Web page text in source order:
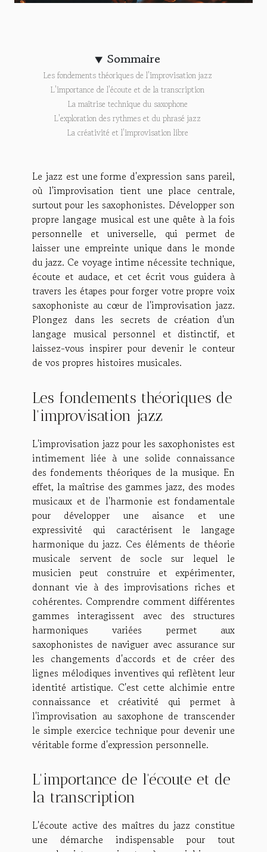
Sommaire
Les fondements théoriques de l'improvisation jazz
L'importance de l'écoute et de la transcription
La maîtrise technique du saxophone
L'exploration des rythmes et du phrasé jazz
La créativité et l'improvisation libre
Le jazz est une forme d'expression sans pareil,
où l'improvisation tient une place centrale,
surtout pour les saxophonistes. Développer son
propre langage musical est une quête à la fois
personnelle et universelle, qui permet de
laisser une empreinte unique dans le monde
du jazz. Ce voyage intime nécessite technique,
écoute et audace, et cet écrit vous guidera à
travers les étapes pour forger votre propre voix
saxophoniste au cœur de l'improvisation jazz.
Plongez dans les secrets de création d'un
langage musical personnel et distinctif, et
laissez-vous inspirer pour devenir le conteur
de vos propres histoires musicales.
Les fondements théoriques de
l'improvisation jazz
L'improvisation jazz pour les saxophonistes est
intimement liée à une solide connaissance
des fondements théoriques de la musique. En
effet, la maîtrise des gammes jazz, des modes
musicaux et de l'harmonie est fondamentale
pour développer une aisance et une
expressivité qui caractérisent le langage
harmonique du jazz. Ces éléments de théorie
musicale servent de socle sur lequel le
musicien peut construire et expérimenter,
donnant vie à des improvisations riches et
cohérentes. Comprendre comment différentes
gammes interagissent avec des structures
harmoniques variées permet aux
saxophonistes de naviguer avec assurance sur
les changements d'accords et de créer des
lignes mélodiques inventives qui reflètent leur
identité artistique. C'est cette alchimie entre
connaissance et créativité qui permet à
l'improvisation au saxophone de transcender
le simple exercice technique pour devenir une
véritable forme d'expression personnelle.
L'importance de l'écoute et de
la transcription
L'écoute active des maîtres du jazz constitue
une démarche indispensable pour tout